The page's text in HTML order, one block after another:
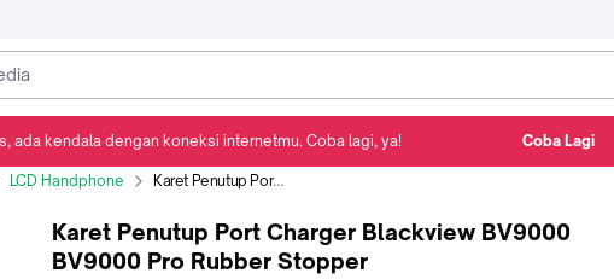
LCD Handphone Karet Penutup Port Charger Blackview BV9000 BV9000 Pro Rubber Stopper
Karet Penutup Port Charger Blackview BV9000
BV9000 Pro Rubber Stopper
ada kendala dengan koneksi internetmu. Coba lagi, ya! Coba Lagi